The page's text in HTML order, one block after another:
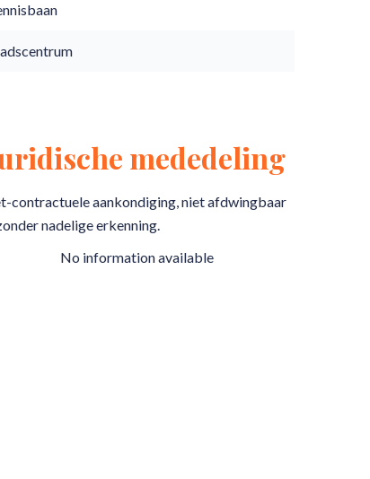
mededeling
contractuele aankondiging, niet afdwingbaar
nadelige erkenning.
No information available